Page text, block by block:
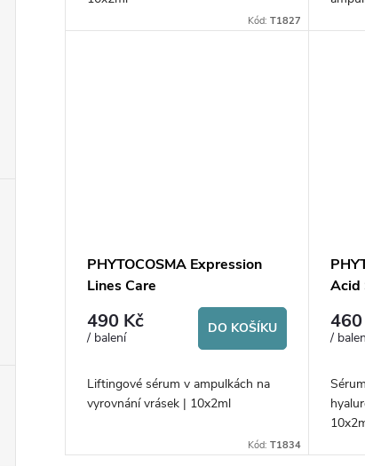
Kód:T1827
PHYTOCOSMA Expression
Lines Care
490 Kč
/ balení
DO KOŠÍKU
Liftingové sérum v ampulkách na
vyrovnání vrásek | 10x2ml
Kód:T1834
Acid
/